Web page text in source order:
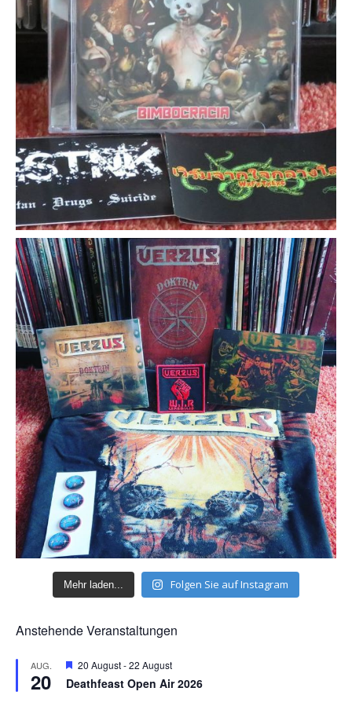
Mehr laden... Folgen Sie auf Instagram
Anstehende Veranstaltungen
AUG.
20
H
r
20 August-22 August
Deathfeast Open Air 2026